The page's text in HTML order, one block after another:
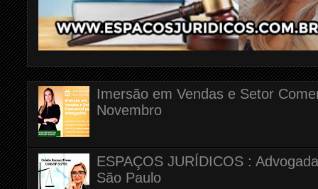
Imersão em Vendas e Setor
Novembro
ESPAÇOS JURÍDICOS :
São Paulo